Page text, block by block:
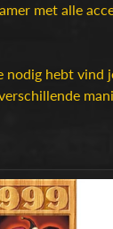
met alle
hebt